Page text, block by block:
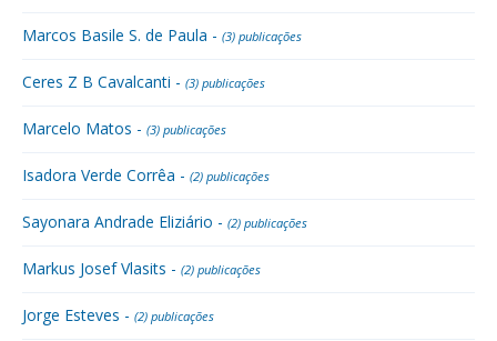
Marcos Basile S. de Paula - (3) publicações
Ceres Z B Cavalcanti - (3) publicações
Marcelo Matos - (3) publicações
Isadora Verde Corrêa - (2) publicações
Sayonara Andrade Eliziário - (2) publicações
Markus Josef Vlasits - (2) publicações
Jorge Esteves - (2) publicações